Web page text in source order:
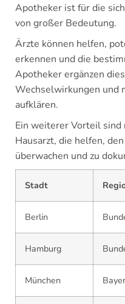
Apotheker ist für die
von großer Bedeutung.
Ärzte können helfen,
erkennen und die
Apotheker ergänzen
Wechselwirkungen und
aufklären.
Ein weiterer Vorteil
Hausarzt, die helfen,
überwachen und zu
Stadt
Berlin
Hamburg
München